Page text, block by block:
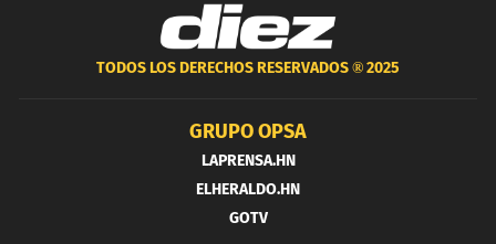
TODOS LOS DERECHOS RESERVADOS ®2025
GRUPO OPSA
LAPRENSA.HN
ELHERALDO.HN
GOTV